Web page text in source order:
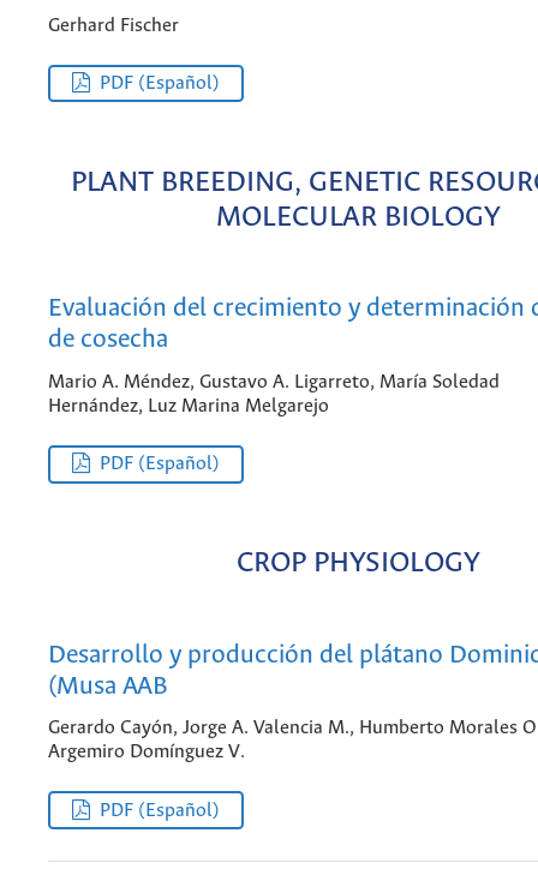
Gerhard Fischer
PDF (Español)
PLANT BREEDING, GENETIC
MOLECULAR BIOLOGY
Evaluación del crecimiento y determinación
de cosecha
Mario A. Méndez, Gustavo A. Ligarreto, María Soledad
Hernández, Luz Marina Melgarejo
PDF (Español)
CROP PHYSIOLOGY
Desarrollo y producción del plátano
(Musa AAB
Gerardo Cayón, Jorge A. Valencia M., Humberto Morales
Argemiro Domínguez V.
PDF (Español)